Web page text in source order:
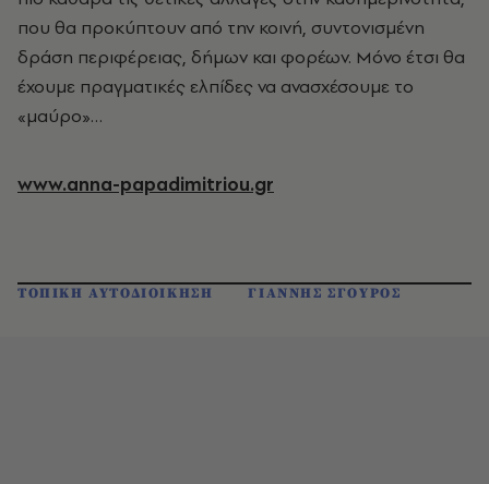
που θα προκύπτουν από την κοινή, συντονισμένη
δράση περιφέρειας, δήμων και φορέων. Μόνο έτσι θα
έχουμε πραγματικές ελπίδες να ανασχέσουμε το
«μαύρο»…
www.anna-papadimitriou.gr
ΤΟΠΙΚΗ ΑΥΤΟΔΙΟΙΚΗΣΗ ΓΙΑΝΝΗΣ ΣΓΟΥΡΟΣ